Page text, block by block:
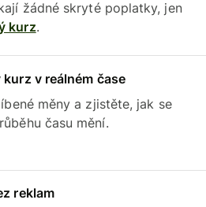
žádné skryté poplatky, jen
kurz.
v reálném čase
měny a zjistěte, jak se
času mění.
reklam